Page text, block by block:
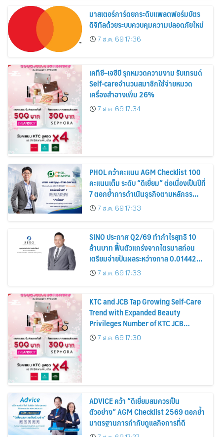
มาสเตอร์การ์ดยกระดับแพลตฟอร์มบัตร
ดิจิทัลด้วยระบบควบคุมความปลอดภัยใหม่
7 ส.ค. 69 17:36
เคทีซี–เจซีบี รุกหมวดความงาม รับเทรนด์
Self-careจำนวนสมาชิกใช้จ่ายหมวด
เครื่องสำอางเพิ่ม 26%
7 ส.ค. 69 17:34
PHOL คว้าคะแนน AGM Checklist 100
คะแนนเต็ม ระดับ “ดีเยี่ยม” ต่อเนื่องเป็นปีที่
7 ตอกย้ำการดำเนินธุรกิจตามหลักธร
รมาภิบาล โปร่งใส สร้างความเชื่อมั่นผู้ถือ
หุ้น
7 ส.ค. 69 17:33
SINO ประกาศ Q2/69 ทำกำไรสุทธิ 10
ล้านบาท ฟื้นตัวแกร่งจากไตรมาสก่อน
เตรียมจ่ายปันผลระหว่างกาล 0.014423
บาทต่อหุ้น ครึ่งปีหลังมุ่งเติบโตต่อเนื่อง
7 ส.ค. 69 17:33
KTC and JCB Tap Growing Self-Care
Trend with Expanded Beauty
Privileges Number of KTC JCB
Cardmembers Spending on
Cosmetics Rises 26%
7 ส.ค. 69 17:30
ADVICE คว้า “ดีเยี่ยมสมควรเป็น
ตัวอย่าง” AGM Checklist 2569 ตอกย้ำ
มาตรฐานการกำกับดูแลกิจการที่ดี